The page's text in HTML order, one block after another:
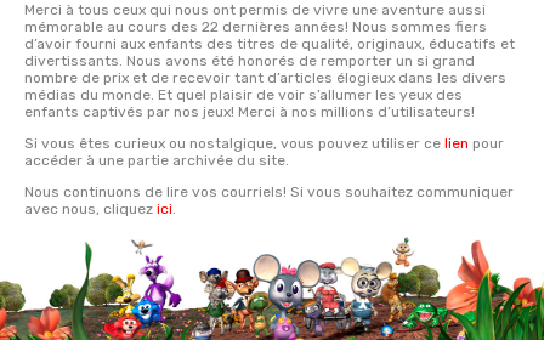
Merci à tous ceux qui nous ont permis de vivre une aventure aussi
mémorable au cours des 22 dernières années! Nous sommes fiers
d’avoir fourni aux enfants des titres de qualité, originaux, éducatifs et
divertissants. Nous avons été honorés de remporter un si grand
nombre de prix et de recevoir tant d’articles élogieux dans les divers
médias du monde. Et quel plaisir de voir s’allumer les yeux des
enfants captivés par nos jeux! Merci à nos millions d’utilisateurs!
Si vous êtes curieux ou nostalgique, vous pouvez utiliser ce lien pour
accéder à une partie archivée du site.
Nous continuons de lire vos courriels! Si vous souhaitez communiquer
avec nous, cliquez ici.